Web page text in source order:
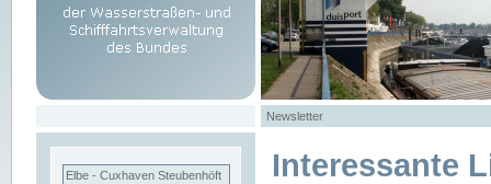
Newsletter
Elbe - Cuxhaven Steubenhöft Interessante